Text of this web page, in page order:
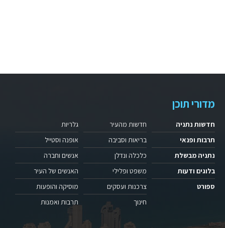
מדורי תוכן
חדשות נתניה
תרבות ופנאי
נתניה מבשלת
בלוגים ודעות
ספורט
חדשות מהעיר
בריאות וסביבה
כלכלה ונדלן
משפט ופלילי
צרכנות ועסקים
חינוך
גלריות
אופנה וסטייל
אנשים וחברה
האנשים של העיר
מוסיקה והופעות
תרבות ואמנות